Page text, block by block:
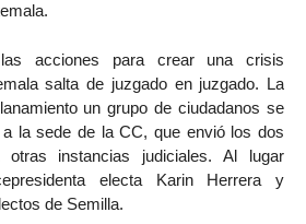
acciones para crear una crisis
salta de juzgado en juzgado. La
un grupo de ciudadanos se
la sede de la CC, que envió los dos
instancias judiciales. Al lugar
electa Karin Herrera y
de Semilla.